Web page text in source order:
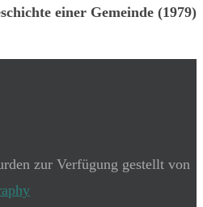
einer Gemeinde (1979)
zur Verfügung gestellt von